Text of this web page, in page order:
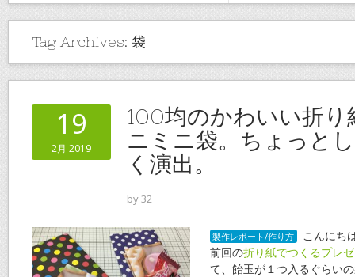
Tag Archives: 袋
19
2月 2019
100均のかわいい折
ニミニ袋。ちょっと
く演出。
by32
製作レポート/作り方
こんにち
前回の折り紙でつくるプレ
て、飴玉が１つ入るぐらい